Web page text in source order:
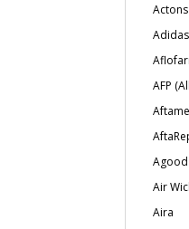
Actons
Adidas
AFP
Air
Aira